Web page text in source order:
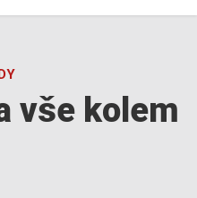
vše kolem